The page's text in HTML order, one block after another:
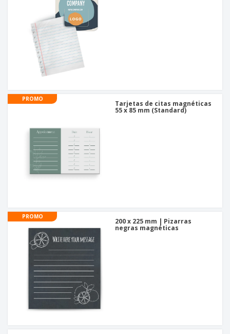
PROMO
Tarjetas de citas magnéticas
55 x 85 mm (Standard)
PROMO
200 x 225 mm | Pizarras
negras magnéticas